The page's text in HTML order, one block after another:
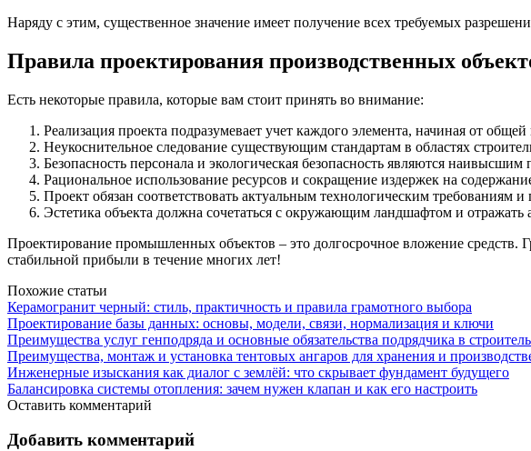
Наряду с этим, существенное значение имеет получение всех требуемых
Правила проектирования производственных
Есть некоторые правила, которые вам стоит принять во внимание:
Реализация проекта подразумевает учет каждого элемента, начиная от
Неукоснительное следование существующим стандартам в областях
Безопасность персонала и экологическая безопасность являются
Рациональное использование ресурсов и сокращение издержек на
Проект обязан соответствовать актуальным технологическим
Эстетика объекта должна сочетаться с окружающим ландшафтом и отражать
Проектирование промышленных объектов – это долгосрочное вложение средств.
стабильной прибыли в течение многих лет!
Похожие статьи
Керамогранит черный: стиль, практичность и правила грамотного выбора
Проектирование базы данных: основы, модели, связи, нормализация и ключи
Преимущества услуг генподряда и основные обязательства подрядчика в
Преимущества, монтаж и установка тентовых ангаров для хранения и
Инженерные изыскания как диалог с землёй: что скрывает фундамент будущего
Балансировка системы отопления: зачем нужен клапан и как его настроить
Оставить комментарий
Добавить комментарий